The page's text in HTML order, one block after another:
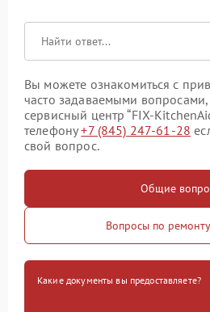
Вы можете ознакомиться с
часто задаваемыми
сервисный центр “FIX-
телефону+7 (845) 247-61-28
свой вопрос.
Общие
Вопросы по
Какие документы вы предоставляете?